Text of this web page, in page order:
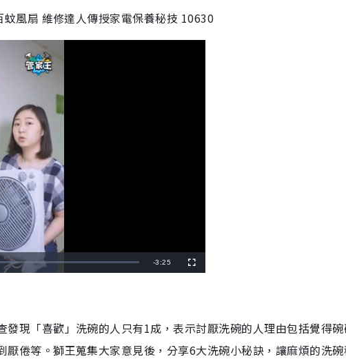
風扇 維修達人傳授家電保養秘技 10630
R
a
-3:25
u
n
現「喜歡」洗碗的人只有1成，表示討厭洗碗的人理由包括覺得碗
厭倦等。獅王蒐集大家意見後，分享6大洗碗小秘訣，讓麻煩的洗